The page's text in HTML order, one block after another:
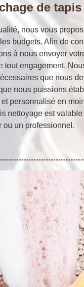
de
nous vous
budgets. Afin de
à nous envoyer
tout engagement.
que nous
nous puissions
personnalisé en
nettoyage est
ou un professionnel.